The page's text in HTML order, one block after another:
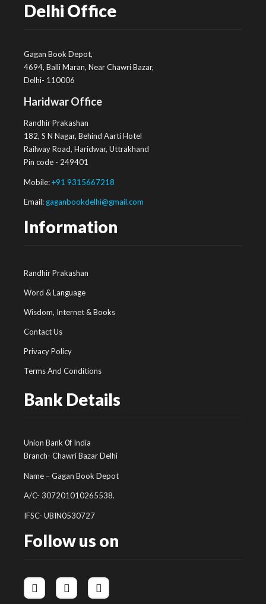
Delhi Office
Gagan Book Depot,
4694, Balli Maran, Near Chawri Bazar,
Delhi- 110006
Haridwar Office
Randhir Prakashan
182, S N Nagar, Behind Aarti Hotel
Railway Road, Haridwar, Uttrakhand
Pin code - 249401
Mobile:+91 9315667218
Email: gaganbookdelhi@gmail.com
Information
Randhir Prakashan
Word & Language
Wisdom, Internet & Books
Contact Us
Privacy Policy
Terms And Conditions
Bank Details
Union Bank 0f India
Branch- Chawri Bazar Delhi
Name – Gagan Book Depot
A/C- 307201010265538.
IFSC- UBIN0530727
Follow us on